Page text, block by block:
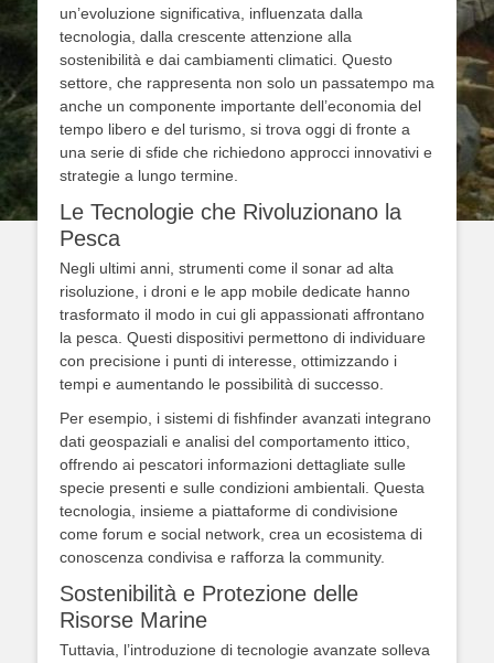
un’evoluzione significativa, influenzata dalla
tecnologia, dalla crescente attenzione alla
sostenibilità e dai cambiamenti climatici. Questo
settore, che rappresenta non solo un passatempo ma
anche un componente importante dell’economia del
tempo libero e del turismo, si trova oggi di fronte a
una serie di sfide che richiedono approcci innovativi e
strategie a lungo termine.
Le Tecnologie che Rivoluzionano la
Pesca
Negli ultimi anni, strumenti come il sonar ad alta
risoluzione, i droni e le app mobile dedicate hanno
trasformato il modo in cui gli appassionati affrontano
la pesca. Questi dispositivi permettono di individuare
con precisione i punti di interesse, ottimizzando i
tempi e aumentando le possibilità di successo.
Per esempio, i sistemi di fishfinder avanzati integrano
dati geospaziali e analisi del comportamento ittico,
offrendo ai pescatori informazioni dettagliate sulle
specie presenti e sulle condizioni ambientali. Questa
tecnologia, insieme a piattaforme di condivisione
come forum e social network, crea un ecosistema di
conoscenza condivisa e rafforza la community.
Sostenibilità e Protezione delle
Risorse Marine
Tuttavia, l’introduzione di tecnologie avanzate solleva